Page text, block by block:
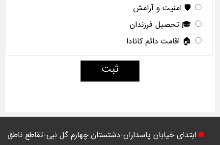
🛡️ امنیت و آرامش
🎓 تحصیل فرزندان
🏠 اقامت دائم کانادا
ثبت
ابتدای خیابان پاسداران-دشتستان چهارم گل نبی-تقاطع ناطق